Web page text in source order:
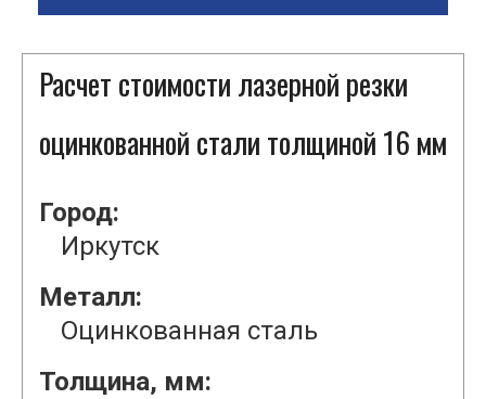
Расчет стоимости лазерной резки
оцинкованной стали толщиной 16 мм
Город:
Иркутск
Металл:
Оцинкованная сталь
Толщина, мм: